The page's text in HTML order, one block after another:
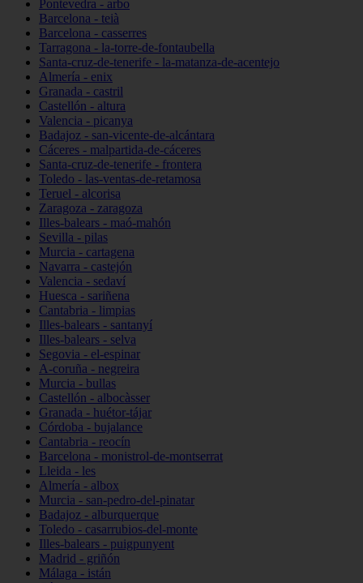
Pontevedra - arbo
Barcelona - teià
Barcelona - casserres
Tarragona - la-torre-de-fontaubella
Santa-cruz-de-tenerife - la-matanza-de-acentejo
Almería - enix
Granada - castril
Castellón - altura
Valencia - picanya
Badajoz - san-vicente-de-alcántara
Cáceres - malpartida-de-cáceres
Santa-cruz-de-tenerife - frontera
Toledo - las-ventas-de-retamosa
Teruel - alcorisa
Zaragoza - zaragoza
Illes-balears - maó-mahón
Sevilla - pilas
Murcia - cartagena
Navarra - castejón
Valencia - sedaví
Huesca - sariñena
Cantabria - limpias
Illes-balears - santanyí
Illes-balears - selva
Segovia - el-espinar
A-coruña - negreira
Murcia - bullas
Castellón - albocàsser
Granada - huétor-tájar
Córdoba - bujalance
Cantabria - reocín
Barcelona - monistrol-de-montserrat
Lleida - les
Almería - albox
Murcia - san-pedro-del-pinatar
Badajoz - alburquerque
Toledo - casarrubios-del-monte
Illes-balears - puigpunyent
Madrid - griñón
Málaga - istán